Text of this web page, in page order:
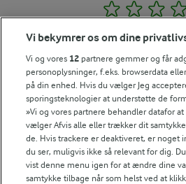
1 2 3
Tips til opskriften
Vi ved, at det tit er de små ting,
køkkenet. Derfor deler vi de tips,
laver mad og udvikler opskrifter.
TIP
Vi bekymrer os om dine
Vi og vores 12 partnere gemmer og får
personoplysninger, f.eks. browserdata
på din enhed. Hvis du vælger Jeg
sporingsteknologier at understøtte de
»Vi og vores partnere behandler datafor
vælger Afvis alle eller trækker dit
de. Hvis trackere er deaktiveret, er noget
du ser, muligvis ikke så relevant for dig.
vist denne menu igen for at ændre dine
samtykke tilbage når som helst ved at